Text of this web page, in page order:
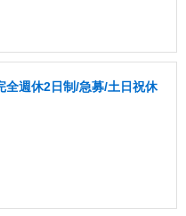
全週休2日制/急募/土日祝休